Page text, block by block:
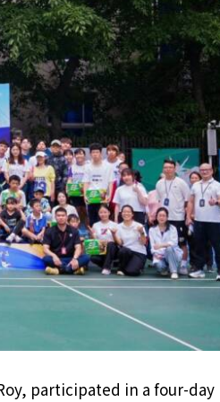
participated in a four-day